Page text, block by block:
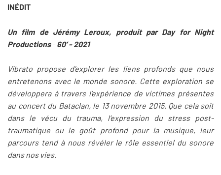
INÉDIT
Un film de Jérémy Leroux, produit par Day for Night
Productions- 60’ - 2021
Vibrato propose d’explorer les liens profonds que nous
entretenons avec le monde sonore. Cette exploration se
développera à travers l’expérience de victimes présentes
au concert du Bataclan, le 13 novembre 2015. Que cela soit
dans le vécu du trauma, l’expression du stress post-
traumatique ou le goût profond pour la musique, leur
parcours tend à nous révéler le rôle essentiel du sonore
dans nos vies.